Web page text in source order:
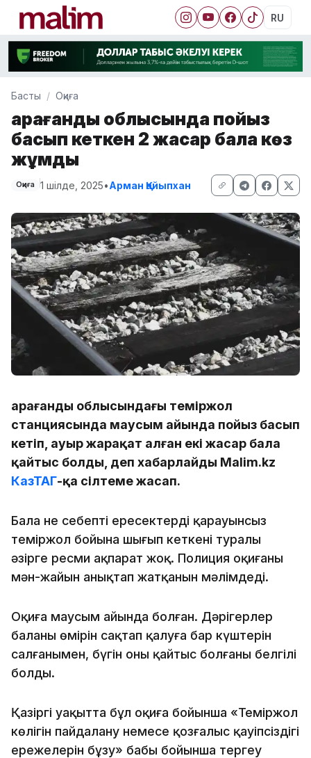
RU
Басты Оқиға
Қарағанды облысында пойыз
басып кеткен 2 жасар бала көз
жұмды
Оқиға 1 шілде, 2025•Арман Қайыпхан
Қарағанды облысындағы теміржол
станциясында маусым айында пойыз басып
кетіп, ауыр жарақат алған екі жасар бала
қайтыс болды, деп хабарлайды Malim.kz
КазТАГ-қа сілтеме жасап.
Бала не себепті ересектердің қарауынсыз
теміржол бойына шығып кеткені туралы
әзірге ресми ақпарат жоқ. Полиция оқиғаның
мән-жайын анықтап жатқанын мәлімдеді.
Оқиға маусым айында болған. Дәрігерлер
баланың өмірін сақтап қалуға бар күштерін
салғанымен, бүгін оның қайтыс болғаны белгілі
болды.
Қазіргі уақытта бұл оқиға бойынша «Теміржол
көлігін пайдалану немесе қозғалыс қауіпсіздігі
ережелерін бұзу» бабы бойынша тергеу